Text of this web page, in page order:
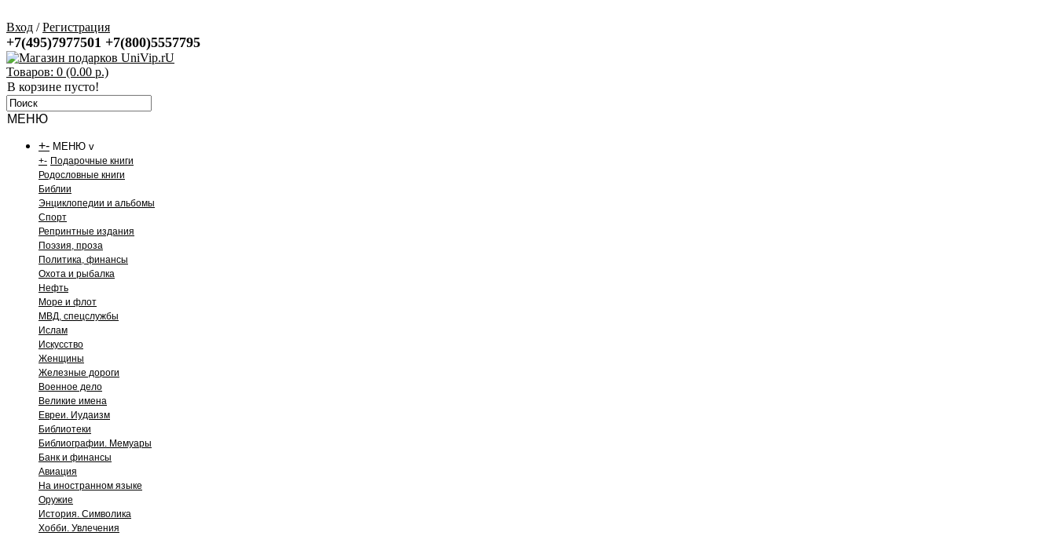
Вход /Регистрация
+7(495)7977501 +7(800)5557795
Товаров: 0 (0.00 р.)
В корзине пусто!
МЕНЮ
+- МЕНЮ v
+- Подарочные книги
Родословные книги
Библии
Энциклопедии и альбомы
Спорт
Репринтные издания
Поэзия, проза
Политика, финансы
Охота и рыбалка
Нефть
Море и флот
МВД, спецслужбы
Ислам
Искусство
Женщины
Железные дороги
Военное дело
Великие имена
Евреи. Иудаизм
Библиотеки
Библиографии. Мемуары
Банк и финансы
Авиация
На иностранном языке
Оружие
История. Символика
Хобби. Увлечения